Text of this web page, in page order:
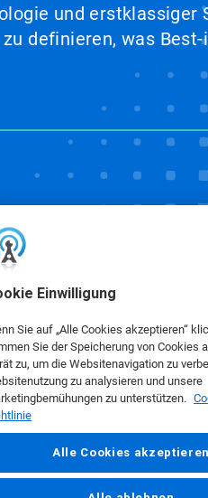
Einwilligung
Sie auf „Alle Cookies akzeptieren“
Sie der Speicherung von Cookies
zu, um die Websitenavigation zu
zu analysieren und unsere
zu unterstützen.
Alle Cookies akzeptieren
und erstklassiger
definieren, was Best-